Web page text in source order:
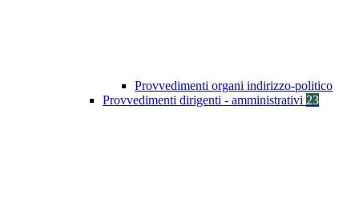
Provvedimenti organi indirizzo-politico
Provvedimenti dirigenti - amministrativi 23